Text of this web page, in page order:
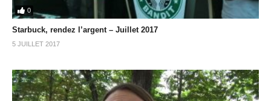
0
Starbuck, rendez l’argent – Juillet 2017
5 JUILLET 2017